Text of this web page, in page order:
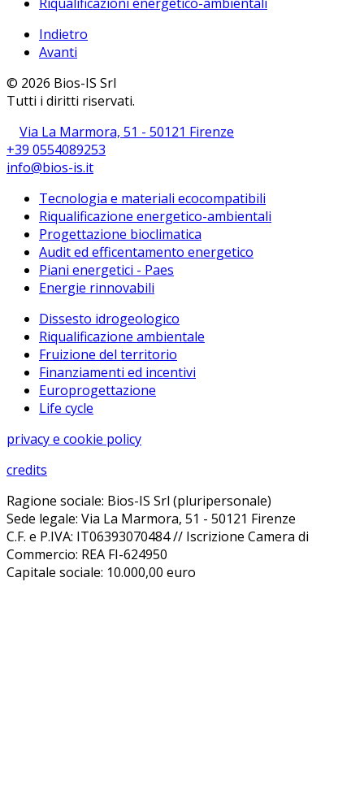
Indietro
Avanti
© 2026 Bios-IS Srl
Tutti i diritti riservati.
Via La Marmora, 51 - 50121 Firenze
+39 0554089253
info@bios-is.it
Tecnologia e materiali ecocompatibili
Riqualificazione energetico-ambientali
Progettazione bioclimatica
Audit ed efficentamento energetico
Piani energetici - Paes
Energie rinnovabili
Dissesto idrogeologico
Riqualificazione ambientale
Fruizione del territorio
Finanziamenti ed incentivi
Europrogettazione
Life cycle
privacy e cookie policy
credits
Ragione sociale: Bios-IS Srl (pluripersonale)
Sede legale: Via La Marmora, 51 - 50121 Firenze
C.F. e P.IVA: IT06393070484 // Iscrizione Camera di
Commercio: REA FI-624950
Capitale sociale: 10.000,00 euro